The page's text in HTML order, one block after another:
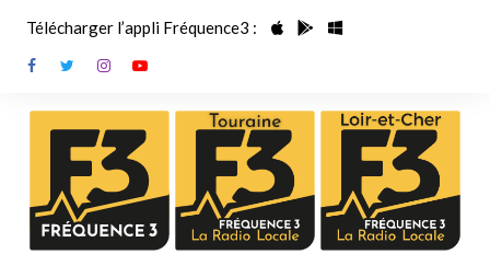
contenu
Télécharger l’appli Fréquence3 :